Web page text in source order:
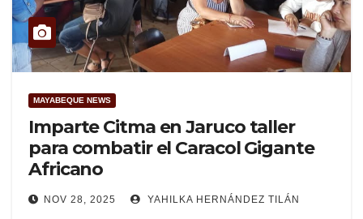
MAYABEQUE NEWS
Imparte Citma en Jaruco taller
para combatir el Caracol Gigante
Africano
NOV 28, 2025 YAHILKA HERNÁNDEZ TILÁN